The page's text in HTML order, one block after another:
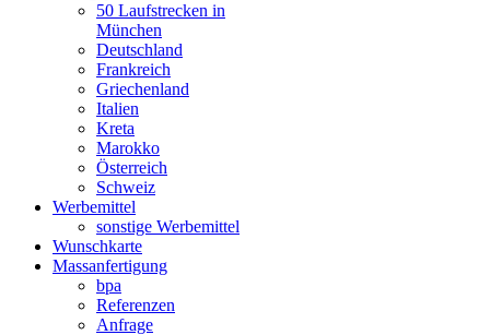
50 Laufstrecken in
München
Deutschland
Frankreich
Griechenland
Italien
Kreta
Marokko
Österreich
Schweiz
Werbemittel
sonstige Werbemittel
Wunschkarte
Massanfertigung
bpa
Referenzen
Anfrage